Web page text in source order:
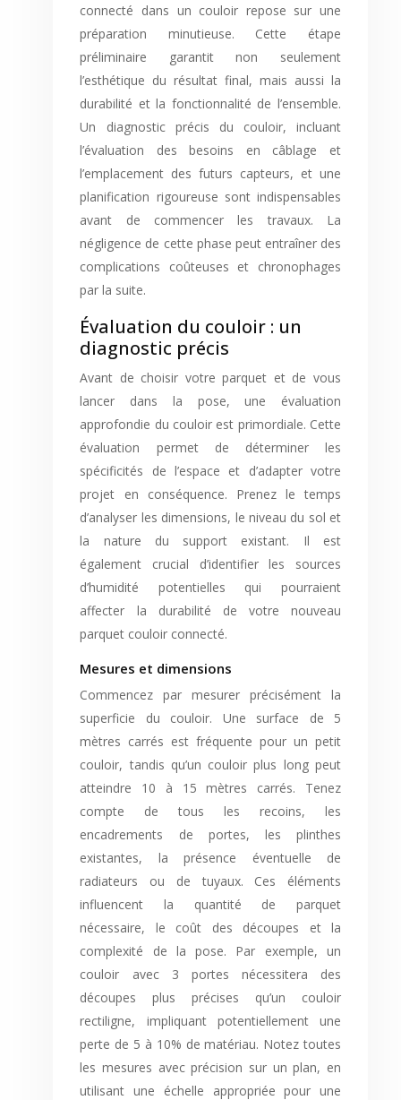
connecté dans un couloir repose sur une
préparation minutieuse. Cette étape
préliminaire garantit non seulement
l’esthétique du résultat final, mais aussi la
durabilité et la fonctionnalité de l’ensemble.
Un diagnostic précis du couloir, incluant
l’évaluation des besoins en câblage et
l’emplacement des futurs capteurs, et une
planification rigoureuse sont indispensables
avant de commencer les travaux. La
négligence de cette phase peut entraîner des
complications coûteuses et chronophages
par la suite.
Évaluation du couloir : un
diagnostic précis
Avant de choisir votre parquet et de vous
lancer dans la pose, une évaluation
approfondie du couloir est primordiale. Cette
évaluation permet de déterminer les
spécificités de l’espace et d’adapter votre
projet en conséquence. Prenez le temps
d’analyser les dimensions, le niveau du sol et
la nature du support existant. Il est
également crucial d’identifier les sources
d’humidité potentielles qui pourraient
affecter la durabilité de votre nouveau
parquet couloir connecté.
Mesures et dimensions
Commencez par mesurer précisément la
superficie du couloir. Une surface de 5
mètres carrés est fréquente pour un petit
couloir, tandis qu’un couloir plus long peut
atteindre 10 à 15 mètres carrés. Tenez
compte de tous les recoins, les
encadrements de portes, les plinthes
existantes, la présence éventuelle de
radiateurs ou de tuyaux. Ces éléments
influencent la quantité de parquet
nécessaire, le coût des découpes et la
complexité de la pose. Par exemple, un
couloir avec 3 portes nécessitera des
découpes plus précises qu’un couloir
rectiligne, impliquant potentiellement une
perte de 5 à 10% de matériau. Notez toutes
les mesures avec précision sur un plan, en
utilisant une échelle appropriée pour une